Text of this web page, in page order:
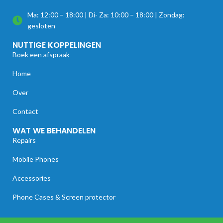
Ma: 12:00 – 18:00 | Di- Za: 10:00 – 18:00 | Zondag:
gesloten
NUTTIGE KOPPELINGEN
Boek een afspraak
Home
Over
Contact
WAT WE BEHANDELEN
Repairs
Mobile Phones
Accessories
Phone Cases & Screen protector